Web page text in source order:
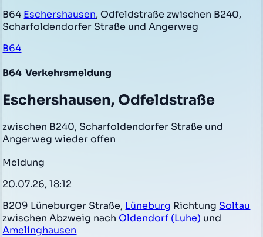
B64 Eschershausen, Odfeldstraße zwischen B240,
Scharfoldendorfer Straße und Angerweg
B64
B64 Verkehrsmeldung
Eschershausen, Odfeldstraße
zwischen B240, Scharfoldendorfer Straße und
Angerweg wieder offen
Meldung
20.07.26, 18:12
B209 Lüneburger Straße, Lüneburg Richtung Soltau
zwischen Abzweig nach Oldendorf (Luhe) und
Amelinghausen